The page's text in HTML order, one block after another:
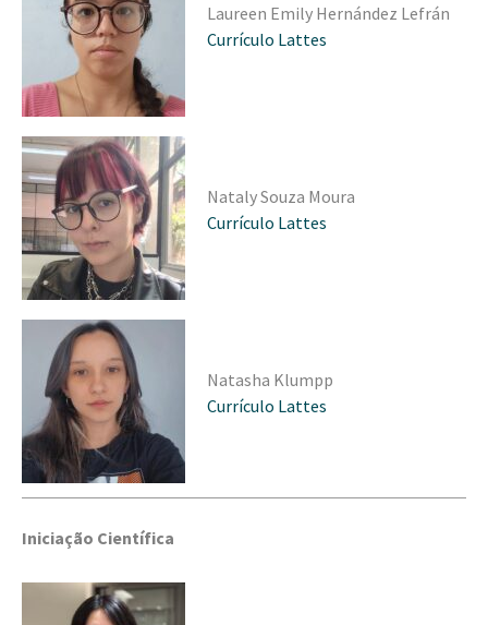
Laureen Emily Hernández Lefrán
Currículo Lattes
Nataly Souza Moura
Currículo Lattes
Natasha Klumpp
Currículo Lattes
Iniciação Científica